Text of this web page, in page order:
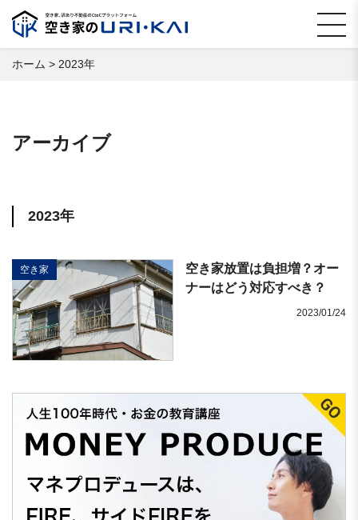
ホーム > 2023年
アーカイブ
2023年
空き家
空き家放置は負担増？オー
ナーはどう対応すべき？
2023/01/24